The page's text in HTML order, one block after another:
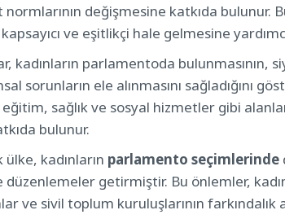
değişmesine katkıda bulunur.
ve eşitlikçi hale gelmesine
kadınların parlamentoda bulunmasının,
sorunların ele alınmasını sağladığını
eğitim, sağlık ve sosyal hizmetler gibi
bulunur.
kadınların parlamento seçimlerinde
getirmiştir. Bu önlemler,
ve sivil toplum kuruluşlarının farkındalık